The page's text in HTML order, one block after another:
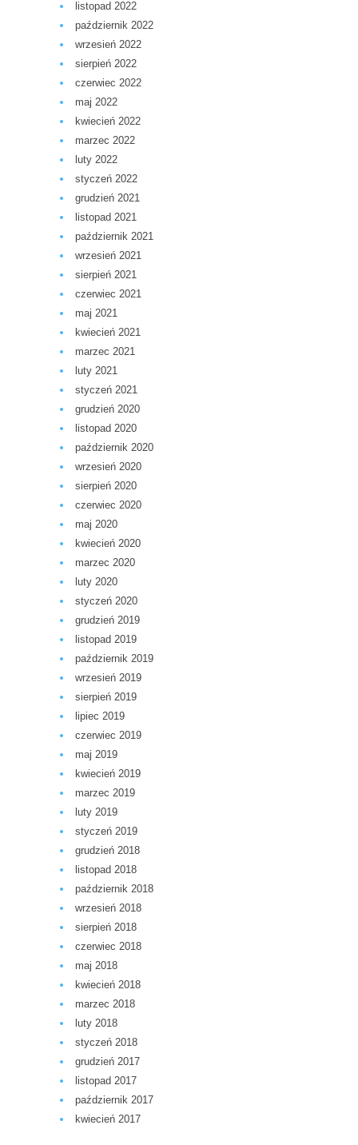
listopad 2022
październik 2022
wrzesień 2022
sierpień 2022
czerwiec 2022
maj 2022
kwiecień 2022
marzec 2022
luty 2022
styczeń 2022
grudzień 2021
listopad 2021
październik 2021
wrzesień 2021
sierpień 2021
czerwiec 2021
maj 2021
kwiecień 2021
marzec 2021
luty 2021
styczeń 2021
grudzień 2020
listopad 2020
październik 2020
wrzesień 2020
sierpień 2020
czerwiec 2020
maj 2020
kwiecień 2020
marzec 2020
luty 2020
styczeń 2020
grudzień 2019
listopad 2019
październik 2019
wrzesień 2019
sierpień 2019
lipiec 2019
czerwiec 2019
maj 2019
kwiecień 2019
marzec 2019
luty 2019
styczeń 2019
grudzień 2018
listopad 2018
październik 2018
wrzesień 2018
sierpień 2018
czerwiec 2018
maj 2018
kwiecień 2018
marzec 2018
luty 2018
styczeń 2018
grudzień 2017
listopad 2017
październik 2017
kwiecień 2017